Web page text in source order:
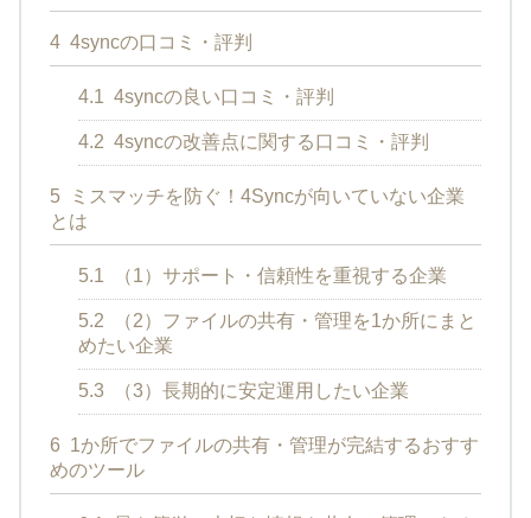
4 4syncの口コミ・評判
4.1 4syncの良い口コミ・評判
4.2 4syncの改善点に関する口コミ・評判
5
ミスマッチを防ぐ！4Syncが向いていない企業
とは
5.1 （1）サポート・信頼性を重視する企業
5.2
（2）ファイルの共有・管理を1か所にまと
めたい企業
5.3 （3）長期的に安定運用したい企業
6 1か所でファイルの共有・管理が完結するおすす
めのツール